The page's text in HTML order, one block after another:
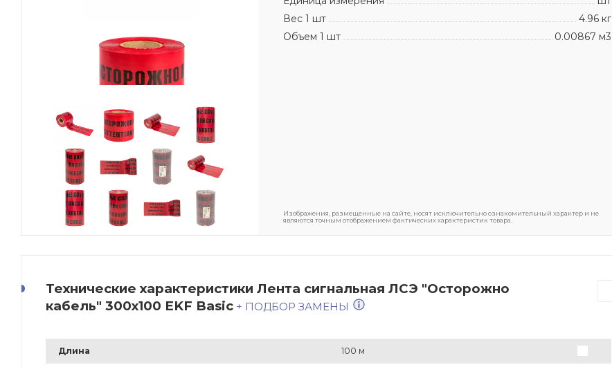
Вес 1 шт
4.96 кг
Объем 1 шт
0.00867 м3
Изображения, размещенные на сайте, носят исключительно ознакомительный характер и не
являются точным отображением фактических характеристик товара.
Технические характеристики Лента сигнальная ЛСЭ "Осторожно
кабель" 300х100 EKF Basic + ПОДБОР ЗАМЕНЫ
Длина 100 м